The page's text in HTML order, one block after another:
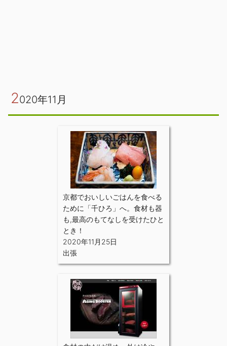
2020年11月
京都でおいしいごはんを食べる
ために「千ひろ」へ。食材も器
も,最高のもてなしを受けたひと
とき！
2020年11月25日
出張